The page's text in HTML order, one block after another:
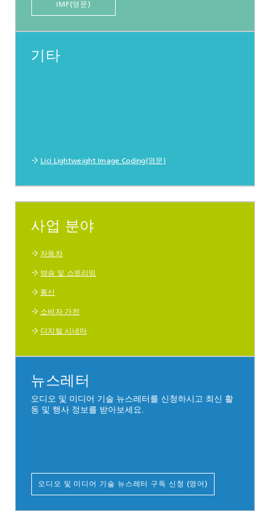
IMF(영문)
기타
Lici Lightweight Image Coding(영문)
사업 분야
자동차
방송 및 스트리밍
통신
소비자 가전
디지털 시네마
뉴스레터
오디오 및 미디어 기술 뉴스레터를 신청하시고 최신 활
동 및 행사 정보를 받아보세요.
오디오 및 미디어 기술 뉴스레터 구독 신청 (영어)